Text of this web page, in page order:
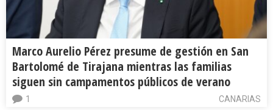
Marco Aurelio Pérez presume de gestión en San
Bartolomé de Tirajana mientras las familias
siguen sin campamentos públicos de verano
CANARIAS
1